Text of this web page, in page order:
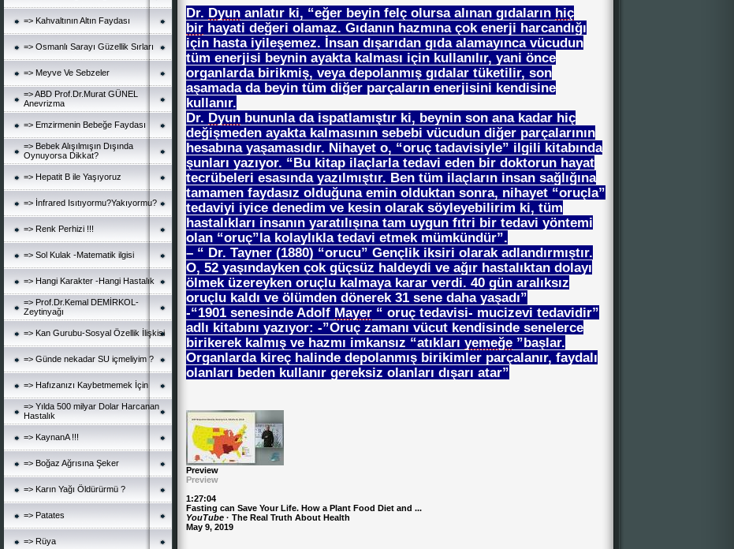
=> Kahvaltının Altın Faydası
=> Osmanlı Sarayı Güzellik Sırları
=> Meyve Ve Sebzeler
=> ABD Prof.Dr.Murat GÜNEL
Anevrizma
=> Emzirmenin Bebeğe Faydası
=> Bebek Alışılmışın Dışında
Oynuyorsa Dikkat?
=> Hepatit B ile Yaşıyoruz
=> İnfrared Isıtıyormu?Yakıyormu?
=> Renk Perhizi !!!
=> Sol Kulak -Matematik ilgisi
=> Hangi Karakter -Hangi Hastalık
=> Prof.Dr.Kemal DEMİRKOL-
Zeytinyağı
=> Kan Gurubu-Sosyal Özellik İlişkisi
=> Günde nekadar SU içmeliyim ?
=> Hafızanızı Kaybetmemek İçin
=> Yılda 500 milyar Dolar Harcanan
Hastalık
=> KaynanA !!!
=> Boğaz Ağrısına Şeker
=> Karın Yağı Öldürürmü ?
=> Patates
=> Rüya
Dr. Dyun anlatır ki, “eğer beyin felç olursa alınan gıdaların hiç
bir hayati değeri olamaz. Gıdanın hazmına çok enerji harcandığı
için hasta iyileşemez. İnsan dışarıdan gıda alamayınca vücudun
tüm enerjisi beynin ayakta kalması için kullanılır, yani önce
organlarda birikmiş, veya depolanmış gıdalar tüketilir, son
aşamada da beyin tüm diğer parçaların enerjisini kendisine
kullanır.
Dr. Dyun bununla da ispatlamıştır ki, beynin son ana kadar hiç
değişmeden ayakta kalmasının sebebi vücudun diğer parçalarının
hesabına yaşamasıdır. Nihayet o, “oruç tadavisiyle” ilgili kitabında
şunları yazıyor. “Bu kitap ilaçlarla tedavi eden bir doktorun hayat
tecrübeleri esasında yazılmıştır. Ben tüm ilaçların insan sağlığına
tamamen faydasız olduğuna emin olduktan sonra, nihayet “oruçla”
tedaviyi iyice denedim ve kesin olarak söyleyebilirim ki, tüm
hastalıkları insanın yaratılışına tam uygun fıtri bir tedavi yöntemi
olan “oruç”la kolaylıkla tedavi etmek mümkündür”.
– “ Dr. Tayner (1880) “orucu” Gençlik iksiri olarak adlandırmıştır.
O, 52 yaşındayken çok güçsüz haldeydi ve ağır hastalıktan dolayı
ölmek üzereyken oruçlu kalmaya karar verdi. 40 gün aralıksız
oruçlu kaldı ve ölümden dönerek 31 sene daha yaşadı”
-“1901 senesinde Adolf Mayer “ oruç tedavisi- mucizevi tedavidir”
adlı kitabını yazıyor: -”Oruç zamanı vücut kendisinde senelerce
birikerek kalmış ve hazmı imkansız “atıkları yemeğe ”başlar.
Organlarda kireç halinde depolanmış birikimler parçalanır, faydalı
olanları beden kullanır gereksiz olanları dışarı atar”
Preview
Preview
1:27:04
Fasting can Save Your Life. How a Plant Food Diet and ...
YouTube · The Real Truth About Health
May 9, 2019